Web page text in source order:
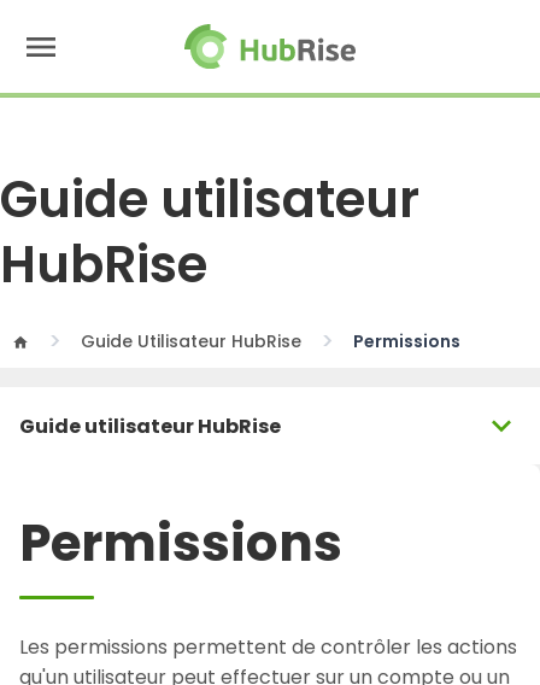
menu
Guide utilisateur
HubRise
home Guide Utilisateur HubRise Permissions
Guide utilisateur HubRise expand_more
Permissions
Les permissions permettent de contrôler les actions
qu'un utilisateur peut effectuer sur un compte ou un